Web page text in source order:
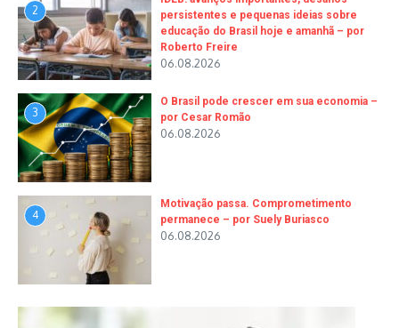
2
persistentes e pequenas ideias sobre
educação do Brasil hoje e amanhã – por
Roberto Freire
06.08.2026
3
O Brasil pode crescer em sua economia –
por Cesar Romão
06.08.2026
4
Motivação passa. Comprometimento
permanece – por Suely Buriasco
06.08.2026